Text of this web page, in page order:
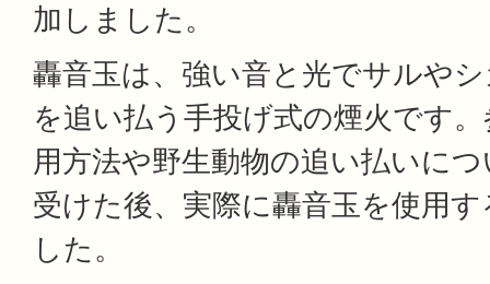
加しました。
轟音玉は、強い音と光でサルや
を追い払う手投げ式の煙火です
用方法や野生動物の追い払いに
受けた後、実際に轟音玉を使用
した。